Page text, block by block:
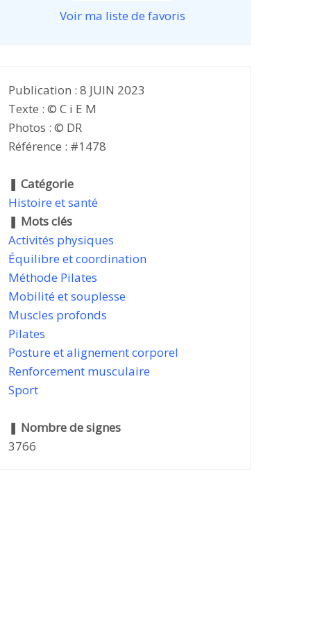
Voir ma liste de favoris
Publication : 8 JUIN 2023
Texte : © C i E M
Photos : © DR
Référence : #1478
❚ Catégorie
Histoire et santé
❚ Mots clés
Activités physiques
Équilibre et coordination
Méthode Pilates
Mobilité et souplesse
Muscles profonds
Pilates
Posture et alignement corporel
Renforcement musculaire
Sport
❚ Nombre de signes
3766